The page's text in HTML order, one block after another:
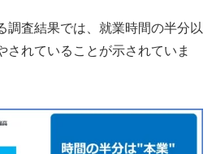
調査結果では、就業時間の半分以
されていることが示されていま